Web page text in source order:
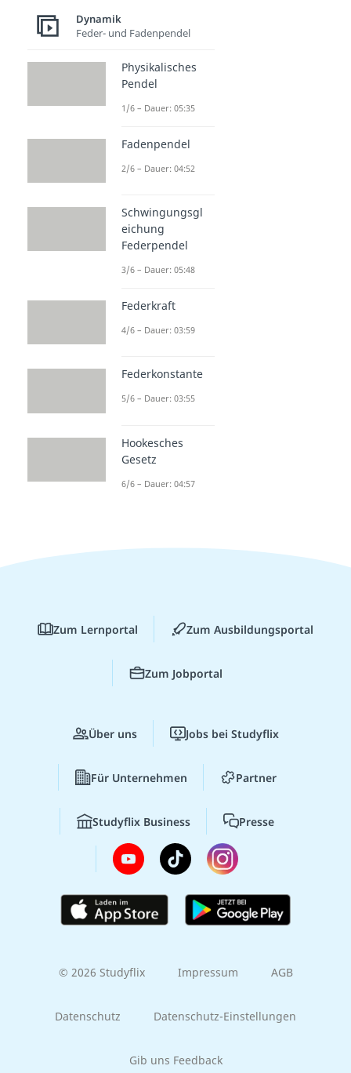
Dynamik
Feder- und Fadenpendel
Physikalisches
Pendel
1/6 – Dauer: 05:35
Fadenpendel
2/6 – Dauer: 04:52
Schwingungsgl
eichung
Federpendel
3/6 – Dauer: 05:48
Federkraft
4/6 – Dauer: 03:59
Federkonstante
5/6 – Dauer: 03:55
Hookesches
Gesetz
6/6 – Dauer: 04:57
Zum Lernportal Zum Ausbildungsportal
Zum Jobportal
Über uns Jobs bei Studyflix
Für Unternehmen Partner
Studyflix Business Presse
© 2026 Studyflix Impressum AGB
Datenschutz Datenschutz-Einstellungen
Gib uns Feedback